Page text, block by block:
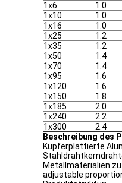
1x6
1.0
1x10
1.0
1x16
1.0
1x25
1.2
1x35
1.2
1x50
1.4
1x70
1.4
1x95
1.6
1x120
1.6
1x150
1.8
1x185
2.0
1x240
2.2
1x300
2.4
Beschreibung des
Kupferplattierte
Metallmaterialien
adjustable